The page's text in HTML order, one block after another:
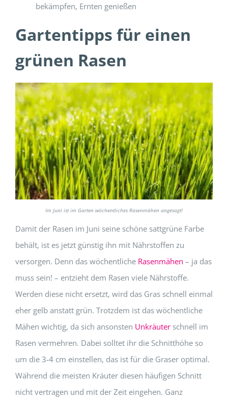
bekämpfen, Ernten genießen
Gartentipps für einen
grünen Rasen
Im Juni ist im Garten wöchentliches Rasenmähen angesagt!
Damit der Rasen im Juni seine schöne sattgrüne Farbe
behält, ist es jetzt günstig ihn mit Nährstoffen zu
versorgen. Denn das wöchentliche Rasenmähen – ja das
muss sein! – entzieht dem Rasen viele Nährstoffe.
Werden diese nicht ersetzt, wird das Gras schnell einmal
eher gelb anstatt grün. Trotzdem ist das wöchentliche
Mähen wichtig, da sich ansonsten Unkräuterschnell im
Rasen vermehren. Dabei solltet ihr die Schnitthöhe so
um die 3-4 cm einstellen, das ist für die Graser optimal.
Während die meisten Kräuter diesen häufigen Schnitt
nicht vertragen und mit der Zeit eingehen. Ganz